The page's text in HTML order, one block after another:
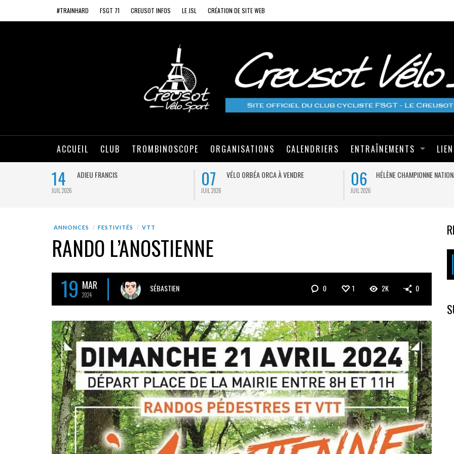
#TRAINHARD FSGT 71 CREUSOT INFOS LE JSL CRÉATION DE SITE WEB
ACCUEIL CLUB TROMBINOSCOPE ORGANISATIONS CALENDRIERS ENTRAÎNEMENTS
14
JUIL 2026
ADIEU FRANCIS 07
JUIL 2026
VÉLO ORBÉA ORCA À VENDRE 06
JUIL 2026
HÉLÈNE CHAMPIONNE
ANNONCES FESTIVITÉS VTT
RANDO L’ANOSTIENNE
19 MAR
2024
SÉBASTIEN 0 1 2K 0